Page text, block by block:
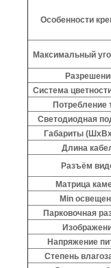
Особенности
Максимальный
Система
Потребление
Светодиодная
Габариты
Длина
Разъём
Матрица
Min
Парковочная
Напряжение
Степень